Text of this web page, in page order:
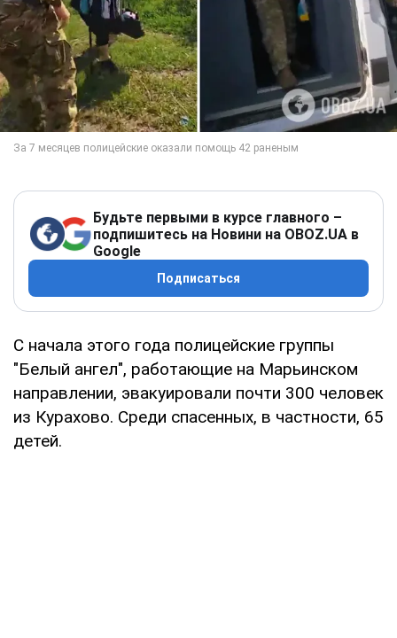
Будьте первыми в курсе главного –
подпишитесь на Новини на OBOZ.UA в
Google
Подписаться
С начала этого года полицейские группы
"Белый ангел", работающие на Марьинском
направлении, эвакуировали почти 300 человек
из Курахово. Среди спасенных, в частности, 65
детей.